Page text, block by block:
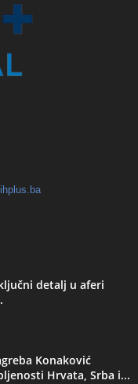
detalj u aferi
Konaković
Hrvata, Srba i...